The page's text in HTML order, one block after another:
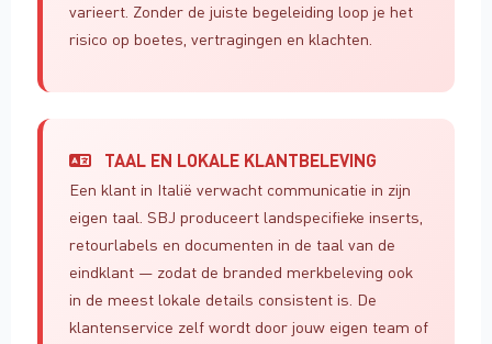
varieert. Zonder de juiste begeleiding loop je het
risico op boetes, vertragingen en klachten.
TAAL EN LOKALE KLANTBELEVING
Een klant in Italië verwacht communicatie in zijn
eigen taal. SBJ produceert landspecifieke inserts,
retourlabels en documenten in de taal van de
eindklant — zodat de branded merkbeleving ook
in de meest lokale details consistent is. De
klantenservice zelf wordt door jouw eigen team of